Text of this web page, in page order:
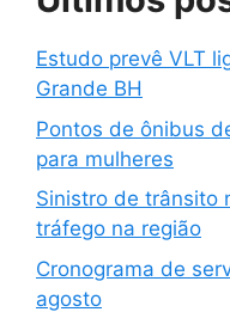
Estudo prevê VLT
Grande BH
Pontos de ônibus
para mulheres
Sinistro de trânsito
tráfego na região
Cronograma de
agosto